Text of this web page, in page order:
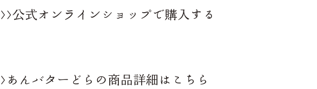
>>公式オンラインショップで購入する
>あんバターどらの商品詳細はこちら